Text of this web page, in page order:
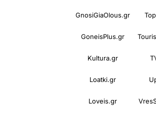
GnosiGiaOlous.gr
GoneisPlus.gr
Kultura.gr
Loatki.gr
Loveis.gr